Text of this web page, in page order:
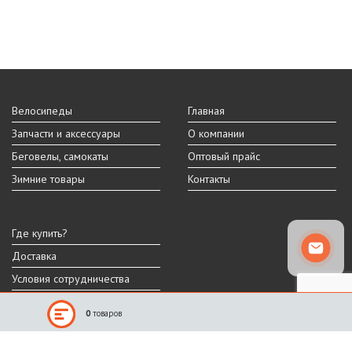
Велосипеды
Запчасти и аксессуары
Беговелы, самокаты
Зимние товары
Главная
О компании
Оптовый прайс
Контакты
Где купить?
Доставка
Условия сотрудничества
Реальный внешний вид и технические характеристики товара могут
отличаться от представленных на сайте.
0 товаров